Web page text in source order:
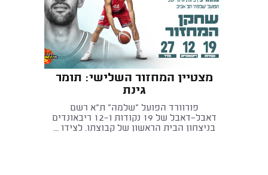
מצטיין המחזור השלישי: תומר
גינת
פורוורד הפועל "שלמה" ת"א רשם
דאבל־דאבל של 19 נקודות ו-12 ריבאונדים
בניצחון הבית הראשון של קבוצתו. לצידו ...